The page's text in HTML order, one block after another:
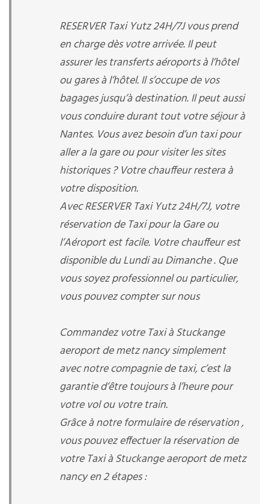
RESERVER Taxi Yutz 24H/7J vous prend
en charge dès votre arrivée. Il peut
assurer les transferts aéroports à l’hôtel
ou gares à l’hôtel. Il s’occupe de vos
bagages jusqu’à destination. Il peut aussi
vous conduire durant tout votre séjour à
Nantes. Vous avez besoin d’un taxi pour
aller a la gare ou pour visiter les sites
historiques ? Votre chauffeur restera à
votre disposition.
Avec RESERVER Taxi Yutz 24H/7J, votre
réservation de Taxi pour la Gare ou
l’Aéroport est facile. Votre chauffeur est
disponible du Lundi au Dimanche . Que
vous soyez professionnel ou particulier,
vous pouvez compter sur nous
Commandez votre Taxi à Stuckange
aeroport de metz nancy simplement
avec notre compagnie de taxi, c’est la
garantie d’être toujours à l’heure pour
votre vol ou votre train.
Grâce à notre formulaire de réservation ,
vous pouvez effectuer la réservation de
votre Taxi à Stuckange aeroport de metz
nancy en 2 étapes :